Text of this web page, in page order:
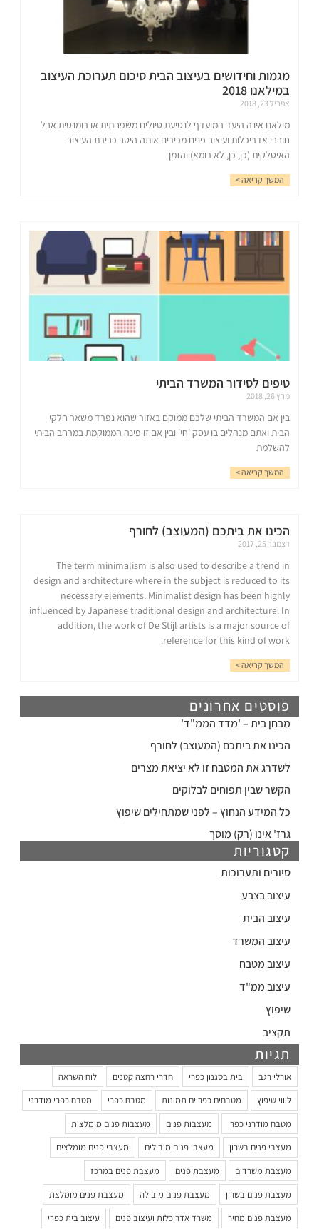
פוסטים אחרונים
מבחן בית – 'מדד הממ"ד'
הכינו את ביתכם (המעוצב) לחורף
לשדרג את המטבח זו לא יציאת מצרים
הקשר שבין תפוחים לבלוקים
כל המידע הנחוץ – לפני שמתחילים שיפוץ
גרז' אינו (רק) מוסך
קטגוריות
סיורים ותערוכות
עיצוב בצבע
עיצוב הבית
עיצוב המשרד
עיצוב מטבח
עיצוב ממ"ד
שיפוץ
תקציב
תגיות
אורלי רגב בית בסגנון כפרי חדרי רחצה קטנים
לוח השראה
ליווי שיפוץ
מטבחים כפריים תמונות מטבח כפרי
מטבח כפרי מודרני
מטבח מודרני כפרי
מעצבות פנים
מעצבות פנים מומלצות
מעצבי פנים בשרון
מעצבי פנים מובילים
מעצבי פנים מומלצים
מעצבת משרדים
מעצבת פנים
מעצבת פנים במרכז
מעצבת פנים בשרון
מעצבת פנים מובילה
מעצבת פנים מומלצת
מעצבת פנים מחיר
משרד אדריכלות ועיצוב פנים עיצוב בית כפרי
מגמות וחידושים בעיצוב הבית סיכום תערוכת העיצוב
במילאנו 2018
אפריל 23, 2018
מילאנו אינה היעד המועדף לנסיעת טיולים משפחתית או רומנטית אבל
חובבי אדריכלות ועיצוב פנים מכירים אותה היטב כבירת העיצוב
האיטלקית (כן, כן, לא רומא) והזמן
המשך קריאה >
טיפים לסידור המשרד הביתי
מרץ 26, 2018
בין אם המשרד הביתי שלכם ממוקם באזור שהוא נפרד משאר חלקי
הבית ואתם מנהלים בו עסק 'חי' ובין אם זו פינה הממוקמת במרחב הביתי
להשלמת
המשך קריאה >
הכינו את ביתכם (המעוצב) לחורף
דצמבר 25, 2017
The term minimalism is also used to describe a trend in
design and architecture where in the subject is reduced to its
necessary elements. Minimalist design has been highly
influenced by Japanese traditional design and architecture. In
addition, the work of De Stijl artists is a major source of
reference for this kind of work.
המשך קריאה >